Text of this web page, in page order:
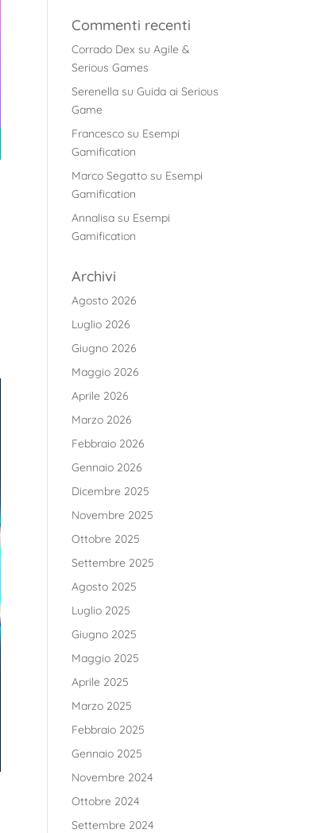
Commenti recenti
Corrado Dex suAgile &
Serious Games
Serenella suGuida ai Serious
Game
Francesco su Esempi
Gamification
Marco Segatto su Esempi
Gamification
Annalisa su Esempi
Gamification
Archivi
Agosto 2026
Luglio 2026
Giugno 2026
Maggio 2026
Aprile 2026
Marzo 2026
Febbraio 2026
Gennaio 2026
Dicembre 2025
Novembre 2025
Ottobre 2025
Settembre 2025
Agosto 2025
Luglio 2025
Giugno 2025
Maggio 2025
Aprile 2025
Marzo 2025
Febbraio 2025
Gennaio 2025
Novembre 2024
Ottobre 2024
Settembre 2024